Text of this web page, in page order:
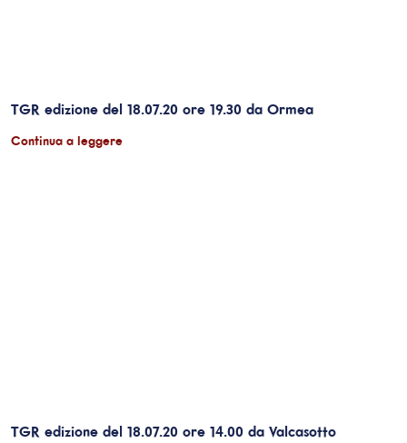
TGR edizione del 18.07.20 ore 19.30 da Ormea
Continua a leggere
TGR edizione del 18.07.20 ore 14.00 da Valcasotto